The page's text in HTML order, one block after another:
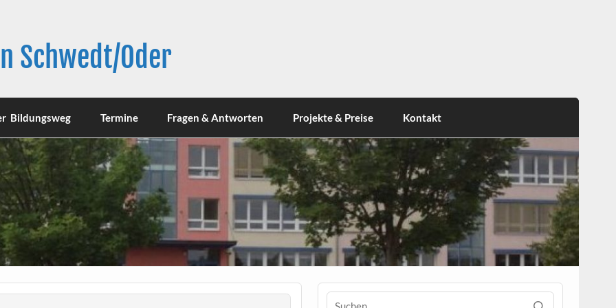
Schwedt/Oder
Bildungsweg Termine Fragen & Antworten Projekte & Preise Kontakt